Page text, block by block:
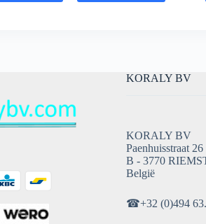
KORALY BV
KORALY BV
Paenhuisstraat 26
B - 3770
België
☎+32 (0)494